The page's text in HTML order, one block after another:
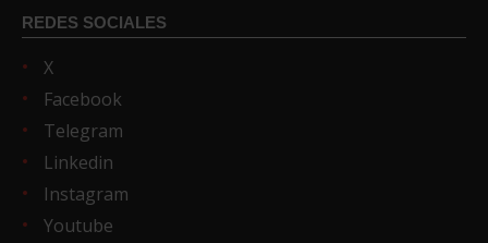
REDES SOCIALES
X
Facebook
Telegram
Linkedin
Instagram
Youtube